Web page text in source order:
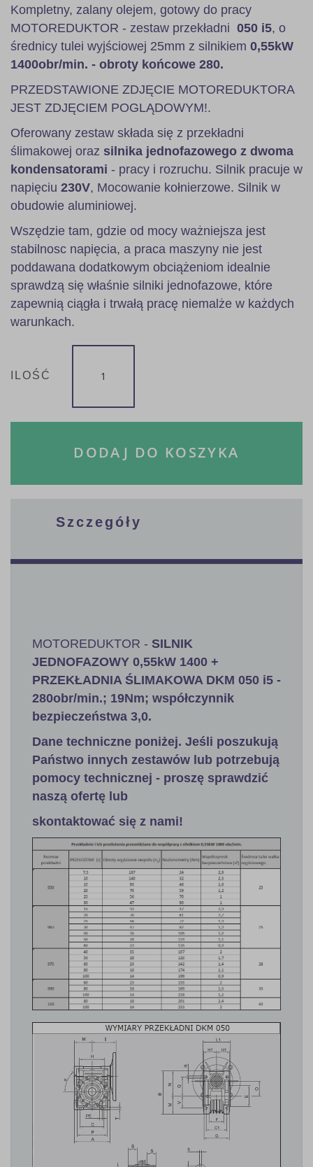
Kompletny, zalany olejem, gotowy do pracy
MOTOREDUKTOR - zestaw przekładni 050 i5, o
średnicy tulei wyjściowej 25mm z silnikiem 0,55kW
1400obr/min. - obroty końcowe 280.
PRZEDSTAWIONE ZDJĘCIE MOTOREDUKTORA
JEST ZDJĘCIEM POGLĄDOWYM!.
Oferowany zestaw składa się z przekładni
ślimakowej oraz silnika jednofazowego z dwoma
kondensatorami - pracy i rozruchu. Silnik pracuje w
napięciu 230V, Mocowanie kołnierzowe. Silnik w
obudowie aluminiowej.
Wszędzie tam, gdzie od mocy ważniejsza jest
stabilnosc napięcia, a praca maszyny nie jest
poddawana dodatkowym obciążeniom idealnie
sprawdzą się właśnie silniki jednofazowe, które
zapewnią ciągła i trwałą pracę niemalże w każdych
warunkach.
ILOŚĆ
DODAJ DO KOSZYKA
Szczegóły
MOTOREDUKTOR - SILNIK
JEDNOFAZOWY 0,55kW 1400 +
PRZEKŁADNIA ŚLIMAKOWA DKM 050 i5 -
280obr/min.; 19Nm; współczynnik
bezpieczeństwa 3,0.
Dane techniczne poniżej. Jeśli poszukują
Państwo innych zestawów lub potrzebują
pomocy technicznej - proszę sprawdzić
naszą ofertę lub
skontaktować się z nami!